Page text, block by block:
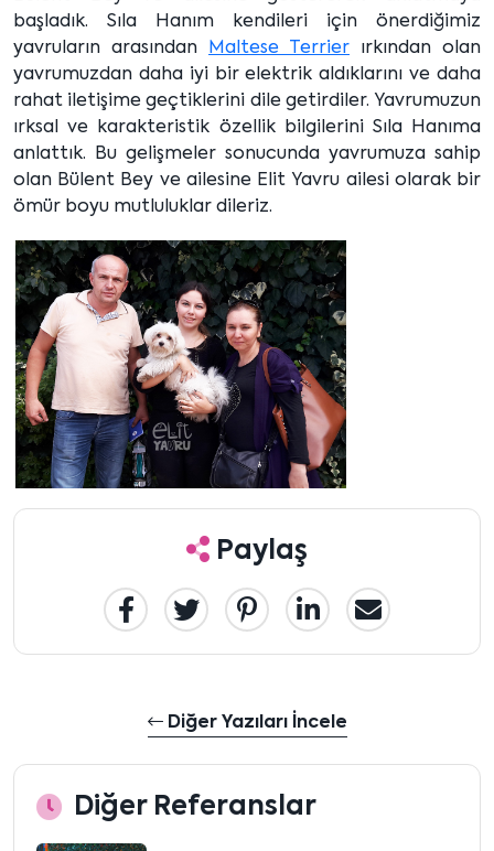
başladık. Sıla Hanım kendileri için önerdiğimiz
yavruların arasından
Maltese Terrier ırkından olan
yavrumuzdan daha iyi bir elektrik aldıklarını ve daha
rahat iletişime geçtiklerini dile getirdiler. Yavrumuzun
ırksal ve karakteristik özellik bilgilerini Sıla Hanıma
anlattık. Bu gelişmeler sonucunda yavrumuza sahip
olan Bülent Bey ve ailesine Elit Yavru ailesi olarak bir
ömür boyu mutluluklar dileriz.
Paylaş
Diğer Yazıları İncele
Diğer Referanslar